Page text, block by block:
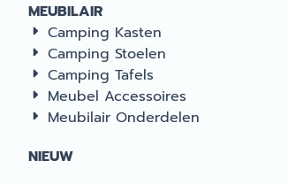
MEUBILAIR
Camping Kasten
Camping Stoelen
Camping Tafels
Meubel Accessoires
Meubilair Onderdelen
NIEUW